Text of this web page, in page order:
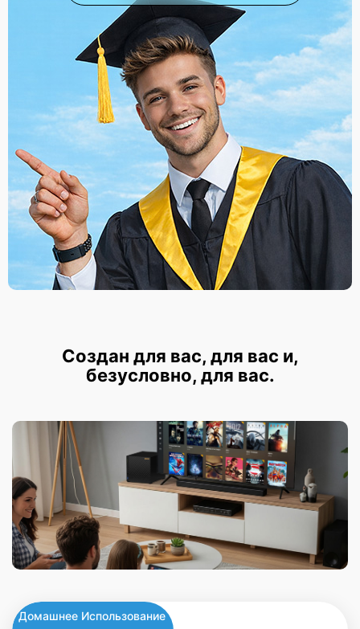
Создан для вас, для вас и,
безусловно, для вас.
Домашнее Использование